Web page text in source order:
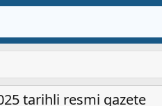
tarihli resmi gazete